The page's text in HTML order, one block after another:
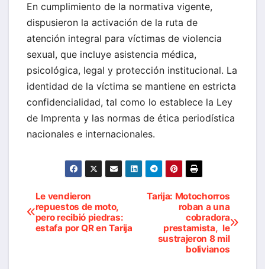
En cumplimiento de la normativa vigente,
dispusieron la activación de la ruta de
atención integral para víctimas de violencia
sexual, que incluye asistencia médica,
psicológica, legal y protección institucional. La
identidad de la víctima se mantiene en estricta
confidencialidad, tal como lo establece la Ley
de Imprenta y las normas de ética periodística
nacionales e internacionales.
Navegación
de
Tarija: Motochorros
roban a una
cobradora
prestamista, le
sustrajeron 8 mil
bolivianos
Le vendieron
repuestos de moto,
pero recibió piedras:
estafa por QR en Tarija